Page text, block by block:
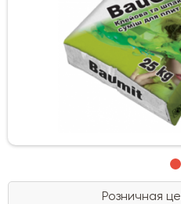
Розничная